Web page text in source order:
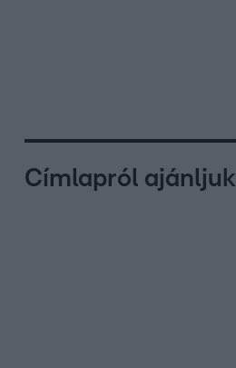
Címlapról ajánljuk